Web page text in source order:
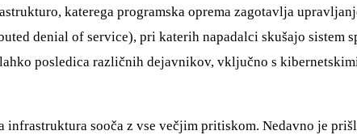
katerega programska oprema zagotavlja
denial of service), pri katerih napadalci skušajo sistem
posledica različnih dejavnikov, vključno s
sooča z vse večjim pritiskom. Nedavno je